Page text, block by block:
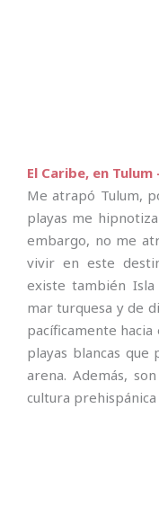
El Caribe, en Tulum
Me atrapó Tulum,
playas me
embargo, no me
vivir en este
existe también
mar turquesa y de
pacíficamente
playas blancas
arena. Además,
cultura prehispánica